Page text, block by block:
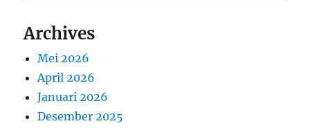
Archives
Mei 2026
April 2026
Januari 2026
Desember 2025